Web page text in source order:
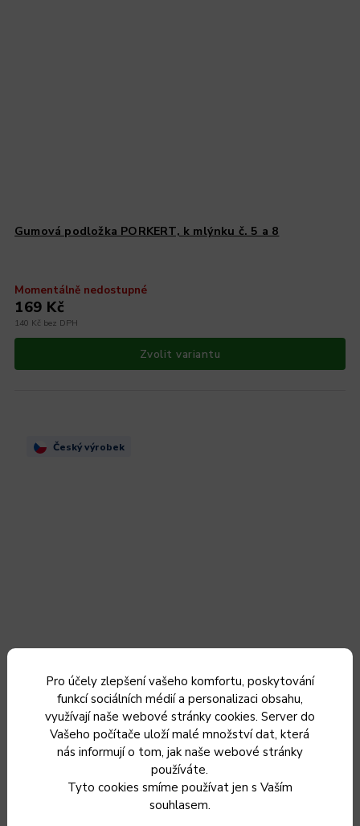
Pro účely zlepšení vašeho komfortu, poskytování
funkcí sociálních médií a personalizaci obsahu,
využívají naše webové stránky cookies. Server do
Vašeho počítače uloží malé množství dat, která
nás informují o tom, jak naše webové stránky
používáte.
Tyto cookies smíme používat jen s Vaším
souhlasem.
Gumová podložka PORKERT, k mlýnku č. 5 a 8
Momentálně nedostupné
140 Kč bez DPH
169 Kč
Zvolit variantu
Český výrobek
Nabíjecí souprava PORKERT, k mlýnku č. 32
Momentálně nedostupné
148 Kč bez DPH